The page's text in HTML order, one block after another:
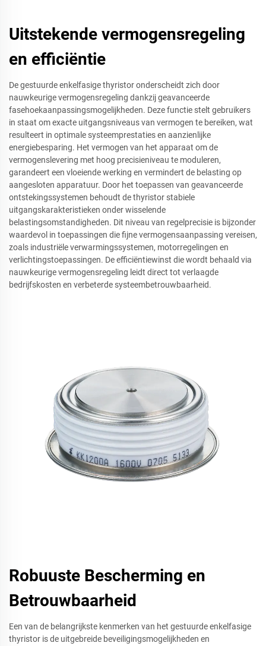
Uitstekende vermogensregeling
en efficiëntie
De gestuurde enkelfasige thyristor onderscheidt zich door
nauwkeurige vermogensregeling dankzij geavanceerde
fasehoekaanpassingsmogelijkheden. Deze functie stelt gebruikers
in staat om exacte uitgangsniveaus van vermogen te bereiken, wat
resulteert in optimale systeemprestaties en aanzienlijke
energiebesparing. Het vermogen van het apparaat om de
vermogenslevering met hoog precisieniveau te moduleren,
garandeert een vloeiende werking en vermindert de belasting op
aangesloten apparatuur. Door het toepassen van geavanceerde
ontstekingssystemen behoudt de thyristor stabiele
uitgangskarakteristieken onder wisselende
belastingsomstandigheden. Dit niveau van regelprecisie is bijzonder
waardevol in toepassingen die fijne vermogensaanpassing vereisen,
zoals industriële verwarmingssystemen, motorregelingen en
verlichtingstoepassingen. De efficiëntiewinst die wordt behaald via
nauwkeurige vermogensregeling leidt direct tot verlaagde
bedrijfskosten en verbeterde systeembetrouwbaarheid.
Robuuste Bescherming en
Betrouwbaarheid
Een van de belangrijkste kenmerken van het gestuurde enkelfasige
thyristor is de uitgebreide beveiligingsmogelijkheden en